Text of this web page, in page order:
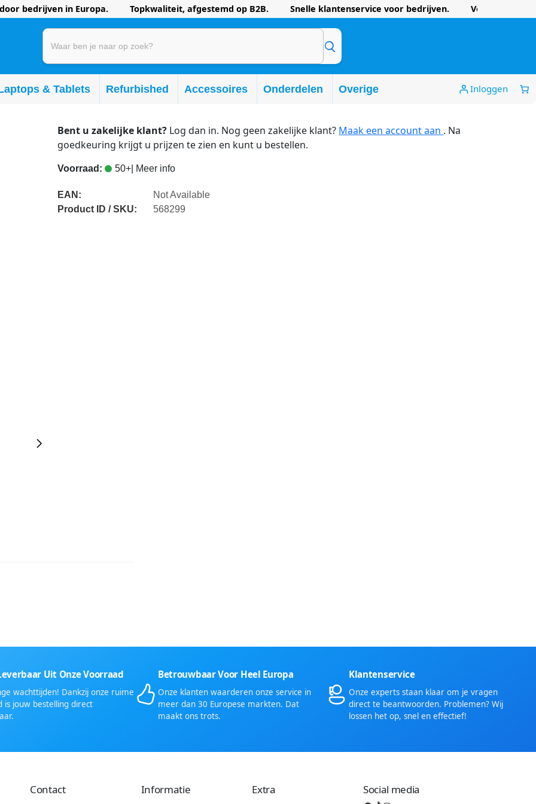
bedrijven in Europa. Topkwaliteit, afgestemd op B2B. Snelle klantenservice voor bedrijven. Voordelige
& Tablets Refurbished Accessoires Onderdelen Overige Inloggen
Bent u zakelijke klant? Log dan in. Nog geen zakelijke klant? Maak een account aan . Na
goedkeuring krijgt u prijzen te zien en kunt u bestellen.
Voorraad: 50+ | Meer info
EAN:
Not Available
Product ID / SKU:
568299
Uit Onze Voorraad
wachttijden! Dankzij onze ruime
is jouw bestelling direct
Betrouwbaar Voor Heel Europa
Onze klanten waarderen onze service in
meer dan 30 Europese markten. Dat
maakt ons trots.
Klantenservice
Onze experts staan klaar om je vragen
direct te beantwoorden. Problemen? Wij
lossen het op, snel en effectief!
Contact Informatie Extra Social media